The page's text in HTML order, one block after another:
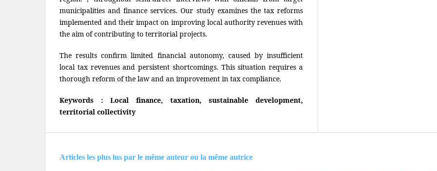
municipalities and finance services. Our study examines the tax reforms
implemented and their impact on improving local authority revenues with
the aim of contributing to territorial projects.
The results confirm limited financial autonomy, caused by insufficient
local tax revenues and persistent shortcomings. This situation requires a
thorough reform of the law and an improvement in tax compliance.
Keywords : Local finance, taxation, sustainable development,
territorial collectivity
Articles les plus lus par le même auteur ou la même autrice